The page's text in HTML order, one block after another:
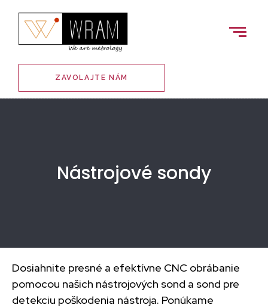
ZAVOLAJTE NÁM
Nástrojové sondy
Dosiahnite presné a efektívne CNC obrábanie
pomocou našich nástrojových sond a sond pre
detekciu poškodenia nástroja. Ponúkame